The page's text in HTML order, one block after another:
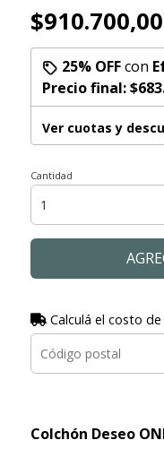
$910.700,00
25% OFFcon
Precio final:
Ver cuotas y
Cantidad
Calculá el costo de
Colchón Deseo